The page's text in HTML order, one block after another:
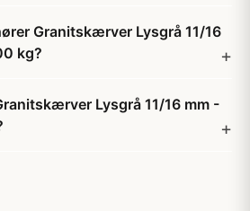
Granitskærver Lysgrå 11/16
kg?
Lysgrå 11/16 mm -